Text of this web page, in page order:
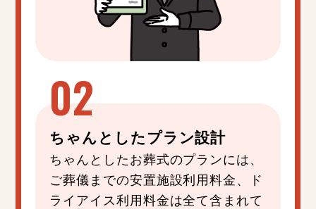
ちゃんと したプラン設計
ちゃんとしたお葬式のプランには、
ご葬儀までの安置施設利用料金、ド
ライアイス利用料金は全て含まれて